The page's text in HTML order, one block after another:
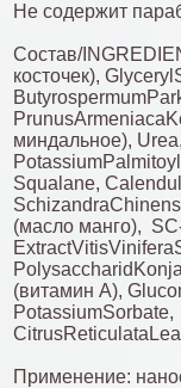
Не содержит
Состав/
косточек),
миндальное),
Squalane,
(масло манго),
(витамин А),
Применение: